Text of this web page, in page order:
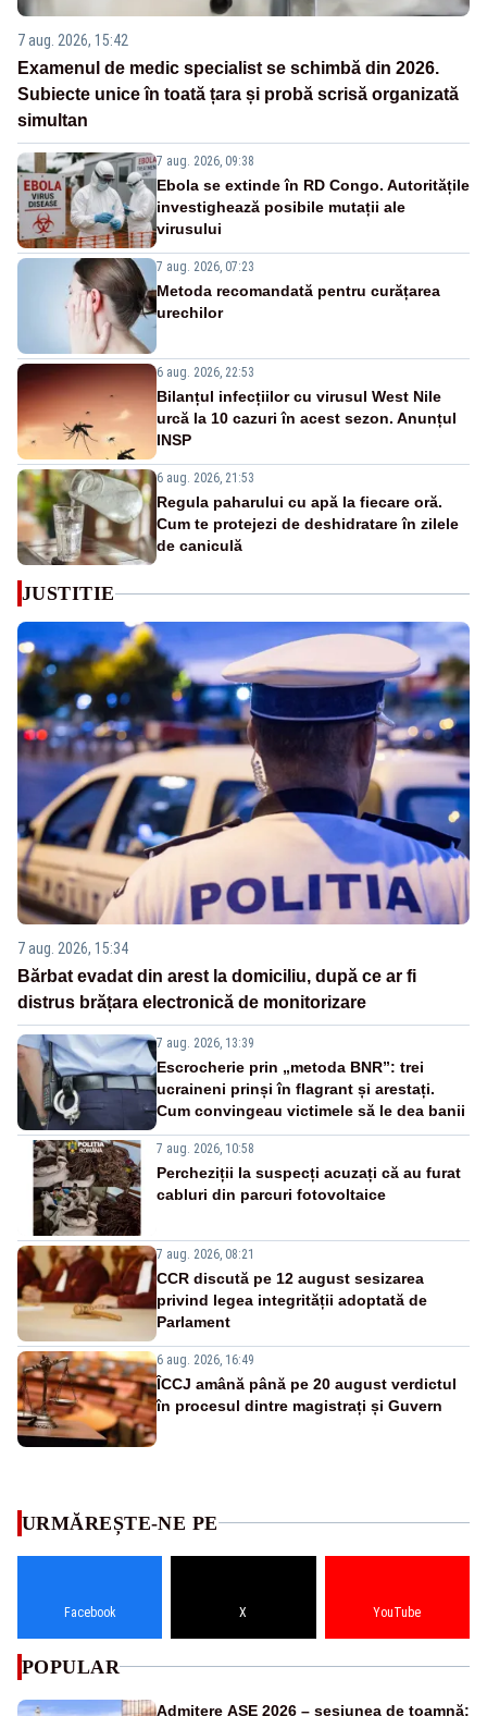
7 aug. 2026, 15:42
Examenul de medic specialist se schimbă din 2026.
Subiecte unice în toată țara și probă scrisă organizată
simultan
7 aug. 2026, 09:38
Ebola se extinde în RD Congo. Autoritățile
investighează posibile mutații ale
virusului
7 aug. 2026, 07:23
Metoda recomandată pentru curățarea
urechilor
6 aug. 2026, 22:53
Bilanțul infecțiilor cu virusul West Nile
urcă la 10 cazuri în acest sezon. Anunțul
INSP
6 aug. 2026, 21:53
Regula paharului cu apă la fiecare oră.
Cum te protejezi de deshidratare în zilele
de caniculă
JUSTITIE
7 aug. 2026, 15:34
Bărbat evadat din arest la domiciliu, după ce ar fi
distrus brățara electronică de monitorizare
7 aug. 2026, 13:39
Escrocherie prin „metoda BNR”: trei
ucraineni prinși în flagrant și arestați.
Cum convingeau victimele să le dea banii
7 aug. 2026, 10:58
Percheziții la suspecți acuzați că au furat
cabluri din parcuri fotovoltaice
7 aug. 2026, 08:21
CCR discută pe 12 august sesizarea
privind legea integrității adoptată de
Parlament
6 aug. 2026, 16:49
ÎCCJ amână până pe 20 august verdictul
în procesul dintre magistrați și Guvern
URMĂREȘTE-NE PE
Facebook X YouTube
POPULAR
Admitere ASE 2026 – sesiunea de toamnă: